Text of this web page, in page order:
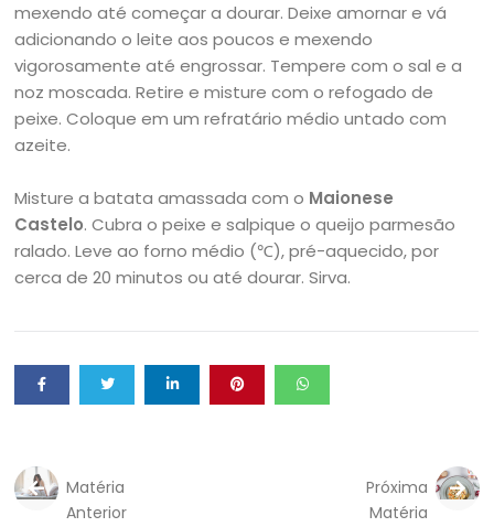
mexendo até começar a dourar. Deixe amornar e vá
adicionando o leite aos poucos e mexendo
vigorosamente até engrossar. Tempere com o sal e a
noz moscada. Retire e misture com o refogado de
peixe. Coloque em um refratário médio untado com
azeite.
Misture a batata amassada com o Maionese
Castelo. Cubra o peixe e salpique o queijo parmesão
ralado. Leve ao forno médio (℃), pré-aquecido, por
cerca de 20 minutos ou até dourar. Sirva.
Matéria
Anterior
Próxima
Matéria